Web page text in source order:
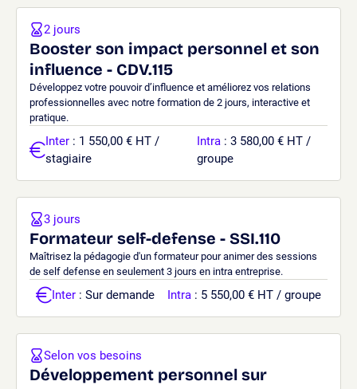
Booster son impact personnel et son
influence - CDV.115
Développez votre pouvoir d’influence et améliorez vos relations
professionnelles avec notre formation de 2 jours, interactive et
pratique.
2 jours
Inter : 1 550,00 € HT /
stagiaire
Intra : 3 580,00 € HT /
groupe
Formateur self-defense - SSI.110
Maîtrisez la pédagogie d'un formateur pour animer des sessions
de self defense en seulement 3 jours en intra entreprise.
3 jours
Inter : Sur demande Intra : 5 550,00 € HT / groupe
Développement personnel sur
Selon vos besoins